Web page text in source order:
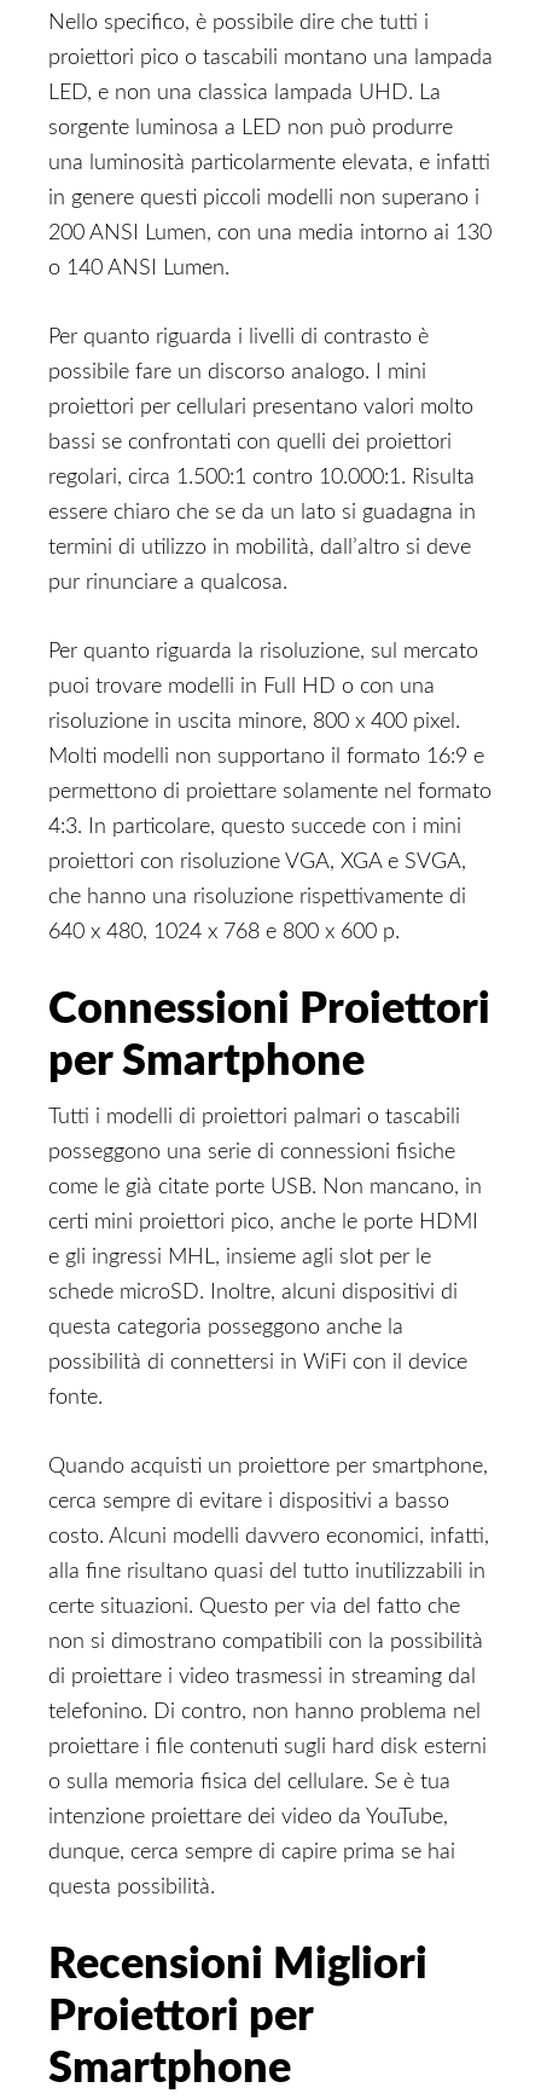
Nello specifico, è possibile dire che tutti i
proiettori pico o tascabili montano una lampada
LED, e non una classica lampada UHD. La
sorgente luminosa a LED non può produrre
una luminosità particolarmente elevata, e infatti
in genere questi piccoli modelli non superano i
200 ANSI Lumen, con una media intorno ai 130
o 140 ANSI Lumen.
Per quanto riguarda i livelli di contrasto è
possibile fare un discorso analogo. I mini
proiettori per cellulari presentano valori molto
bassi se confrontati con quelli dei proiettori
regolari, circa 1.500:1 contro 10.000:1. Risulta
essere chiaro che se da un lato si guadagna in
termini di utilizzo in mobilità, dall’altro si deve
pur rinunciare a qualcosa.
Per quanto riguarda la risoluzione, sul mercato
puoi trovare modelli in Full HD o con una
risoluzione in uscita minore, 800 x 400 pixel.
Molti modelli non supportano il formato 16:9 e
permettono di proiettare solamente nel formato
4:3. In particolare, questo succede con i mini
proiettori con risoluzione VGA, XGA e SVGA,
che hanno una risoluzione rispettivamente di
640 x 480, 1024 x 768 e 800 x 600 p.
Connessioni Proiettori
per Smartphone
Tutti i modelli di proiettori palmari o tascabili
posseggono una serie di connessioni fisiche
come le già citate porte USB. Non mancano, in
certi mini proiettori pico, anche le porte HDMI
e gli ingressi MHL, insieme agli slot per le
schede microSD. Inoltre, alcuni dispositivi di
questa categoria posseggono anche la
possibilità di connettersi in WiFi con il device
fonte.
Quando acquisti un proiettore per smartphone,
cerca sempre di evitare i dispositivi a basso
costo. Alcuni modelli davvero economici, infatti,
alla fine risultano quasi del tutto inutilizzabili in
certe situazioni. Questo per via del fatto che
non si dimostrano compatibili con la possibilità
di proiettare i video trasmessi in streaming dal
telefonino. Di contro, non hanno problema nel
proiettare i file contenuti sugli hard disk esterni
o sulla memoria fisica del cellulare. Se è tua
intenzione proiettare dei video da YouTube,
dunque, cerca sempre di capire prima se hai
questa possibilità.
Recensioni Migliori
Proiettori per
Smartphone